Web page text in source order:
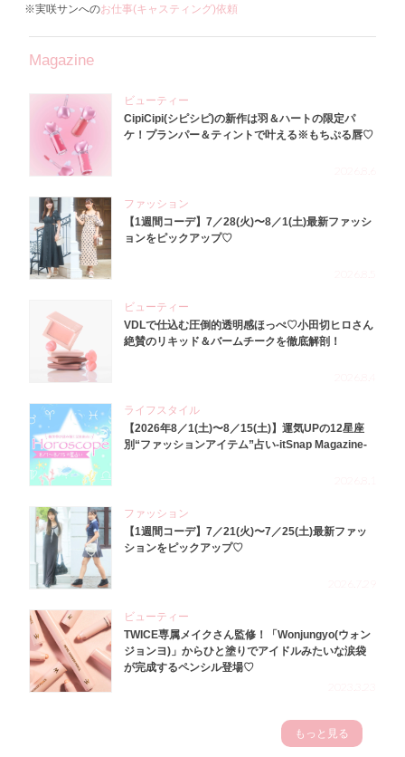
※実咲サンへのお仕事(キャスティング)依頼
Magazine
ビューティー
CipiCipi(シピシピ)の新作は羽＆ハートの限定パ
ケ！プランパー＆ティントで叶える※もちぷる唇♡
ファッション
【1週間コーデ】7／28(火)〜8／1(土)最新ファッシ
ョンをピックアップ♡
ビューティー
VDLで仕込む圧倒的透明感ほっぺ♡小田切ヒロさん
絶賛のリキッド＆バームチークを徹底解剖！
ライフスタイル
【2026年8／1(土)〜8／15(土)】運気UPの12星座
別“ファッションアイテム”占い-itSnap Magazine-
ファッション
【1週間コーデ】7／21(火)〜7／25(土)最新ファッ
ションをピックアップ♡
ビューティー
TWICE専属メイクさん監修！「Wonjungyo(ウォン
ジョンヨ)」からひと塗りでアイドルみたいな涙袋
が完成するペンシル登場♡
もっと見る